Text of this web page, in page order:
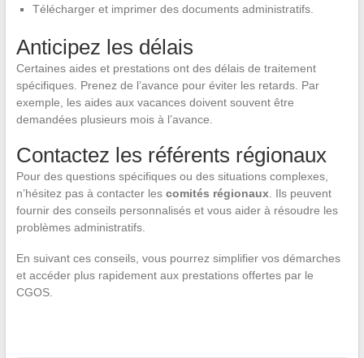
Télécharger et imprimer des documents administratifs.
Anticipez les délais
Certaines aides et prestations ont des délais de traitement
spécifiques. Prenez de l’avance pour éviter les retards. Par
exemple, les aides aux vacances doivent souvent être
demandées plusieurs mois à l’avance.
Contactez les référents régionaux
Pour des questions spécifiques ou des situations complexes,
n’hésitez pas à contacter les comités régionaux. Ils peuvent
fournir des conseils personnalisés et vous aider à résoudre les
problèmes administratifs.
En suivant ces conseils, vous pourrez simplifier vos démarches
et accéder plus rapidement aux prestations offertes par le
CGOS.